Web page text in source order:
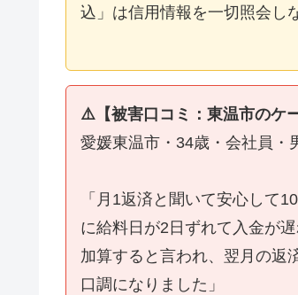
込」は信用情報を一切照会し
⚠️【被害口コミ：東温市のケ
愛媛東温市・34歳・会社員・
「月1返済と聞いて安心して
に給料日が2日ずれて入金が
加算すると言われ、翌月の返
口調になりました」